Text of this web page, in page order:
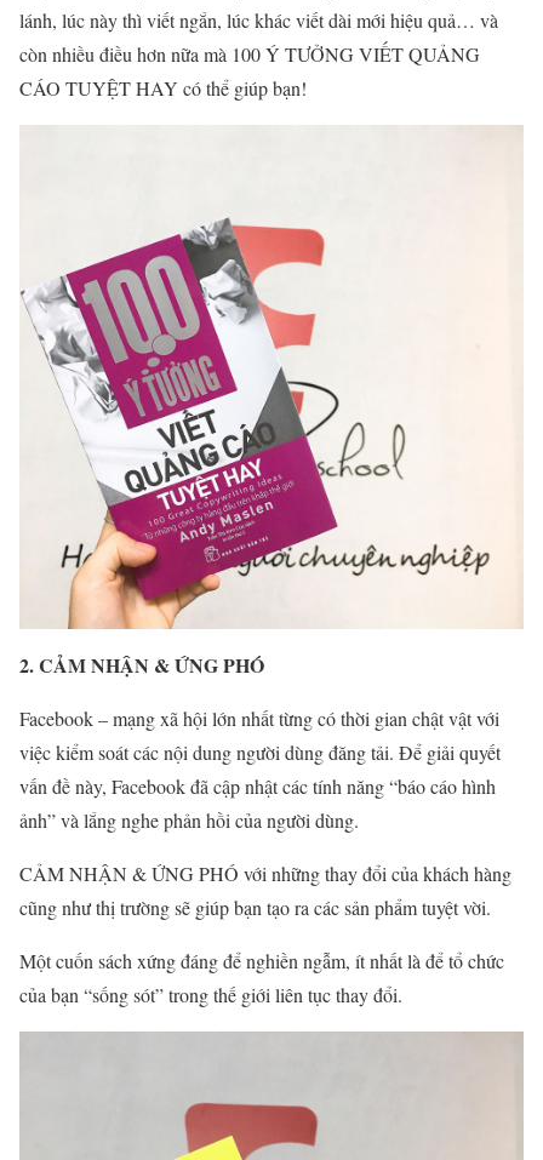
lánh, lúc này thì viết ngắn, lúc khác viết dài mới hiệu quả… và
còn nhiều điều hơn nữa mà 100 Ý TƯỞNG VIẾT QUẢNG
CÁO TUYỆT HAY có thể giúp bạn!
2. CẢM NHẬN & ỨNG PHÓ
Facebook – mạng xã hội lớn nhất từng có thời gian chật vật với
việc kiểm soát các nội dung người dùng đăng tải. Để giải quyết
vấn đề này, Facebook đã cập nhật các tính năng “báo cáo hình
ảnh” và lắng nghe phản hồi của người dùng.
CẢM NHẬN & ỨNG PHÓ với những thay đổi của khách hàng
cũng như thị trường sẽ giúp bạn tạo ra các sản phẩm tuyệt vời.
Một cuốn sách xứng đáng để nghiền ngẫm, ít nhất là để tổ chức
của bạn “sống sót” trong thế giới liên tục thay đổi.